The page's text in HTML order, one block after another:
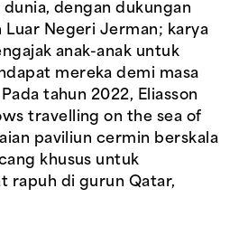
dengan dukungan
Luar Negeri Jerman; karya
anak-anak untuk
mereka demi masa
tahun 2022, Eliasson
travelling on the sea of
paviliun cermin berskala
khusus untuk
rapuh di gurun Qatar,